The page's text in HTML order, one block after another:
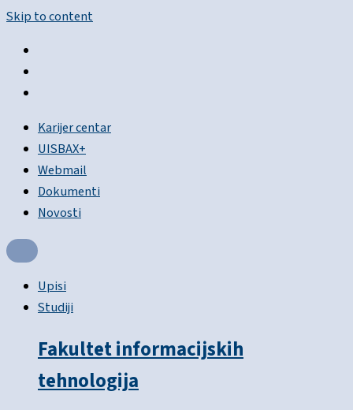
Skip to content
Karijer centar
UISBAX+
Webmail
Dokumenti
Novosti
Upisi
Studiji
Fakultet informacijskih
tehnologija